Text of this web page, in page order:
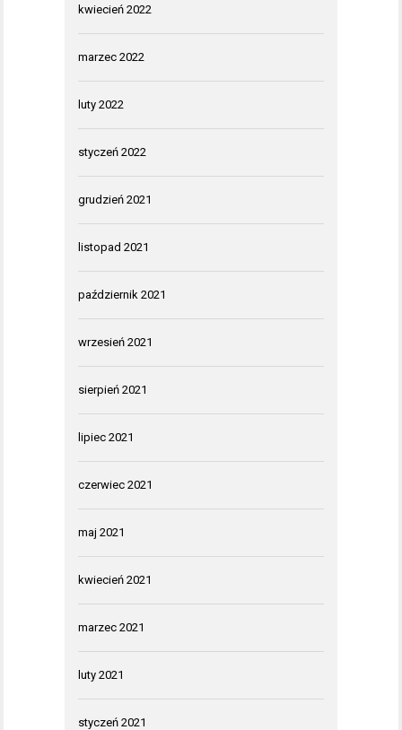
kwiecień 2022
marzec 2022
luty 2022
styczeń 2022
grudzień 2021
listopad 2021
październik 2021
wrzesień 2021
sierpień 2021
lipiec 2021
czerwiec 2021
maj 2021
kwiecień 2021
marzec 2021
luty 2021
styczeń 2021